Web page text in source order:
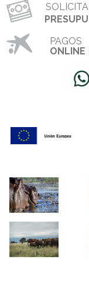
PAGOS
ONLINE